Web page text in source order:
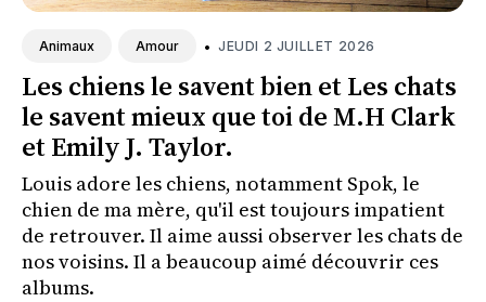
Animaux Amour • JEUDI 2 JUILLET 2026
Les chiens le savent bien et Les chats
le savent mieux que toi de M.H Clark
et Emily J. Taylor.
Louis adore les chiens, notamment Spok, le
chien de ma mère, qu'il est toujours impatient
de retrouver. Il aime aussi observer les chats de
nos voisins. Il a beaucoup aimé découvrir ces
albums.